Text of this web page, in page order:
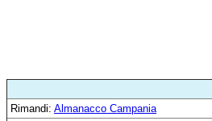
Rimandi: Almanacco Campania